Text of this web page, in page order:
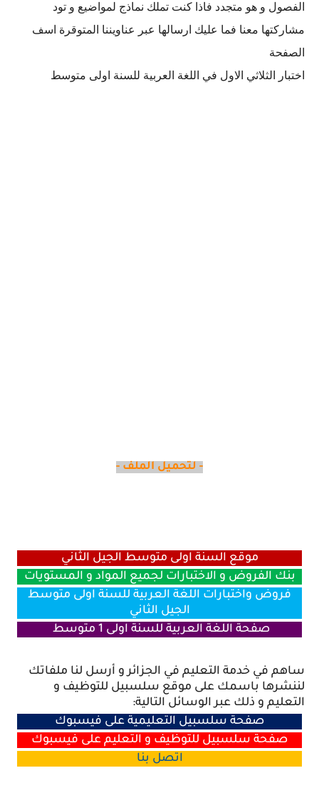
الفصول و هو متجدد فاذا كنت تملك نماذج لمواضيع و تود
مشاركتها معنا فما عليك ارسالها عبر عناويننا المتوقرة اسف
الصفحة
اختبار الثلاثي الاول في اللغة العربية للسنة اولى متوسط
- لتحميل الملف -
موقع السنة اولى متوسط الجيل الثاني
بنك الفروض و الاختبارات لجميع المواد و المستويات
فروض واختبارات اللغة العربية للسنة اولى متوسط
الجيل الثاني
صفحة اللغة العربية للسنة اولى 1 متوسط
ساهم في خدمة التعليم في الجزائر و أرسل لنا ملفاتك
لننشرها باسمك على موقع سلسبيل للتوظيف و
التعليم و ذلك عبر الوسائل التالية:
صفحة سلسبيل التعليمية على فيسبوك
صفحة سلسبيل للتوظيف و التعليم على فيسبوك
اتصل بنا